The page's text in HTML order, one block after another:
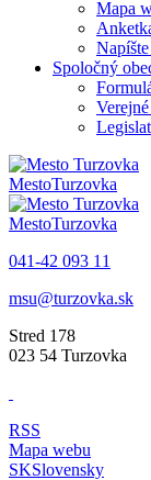
Mapa
Spoločný
MestoTurzovka
MestoTurzovka
041-42 093 11
msu@turzovka.sk
Stred 178
023 54 Turzovka
RSS
Mapa webu
SKSlovensky